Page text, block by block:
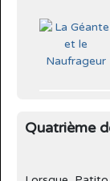
Quatrième